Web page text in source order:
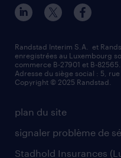
plan du site
signaler problème de
Stadhold Insurances
Randstad Interim S.A. et
enregistrées au Luxembourg
commerce B-27901 et B-82565.
Adresse du siège social : 5, rue
Copyright © 2025 Randstad.